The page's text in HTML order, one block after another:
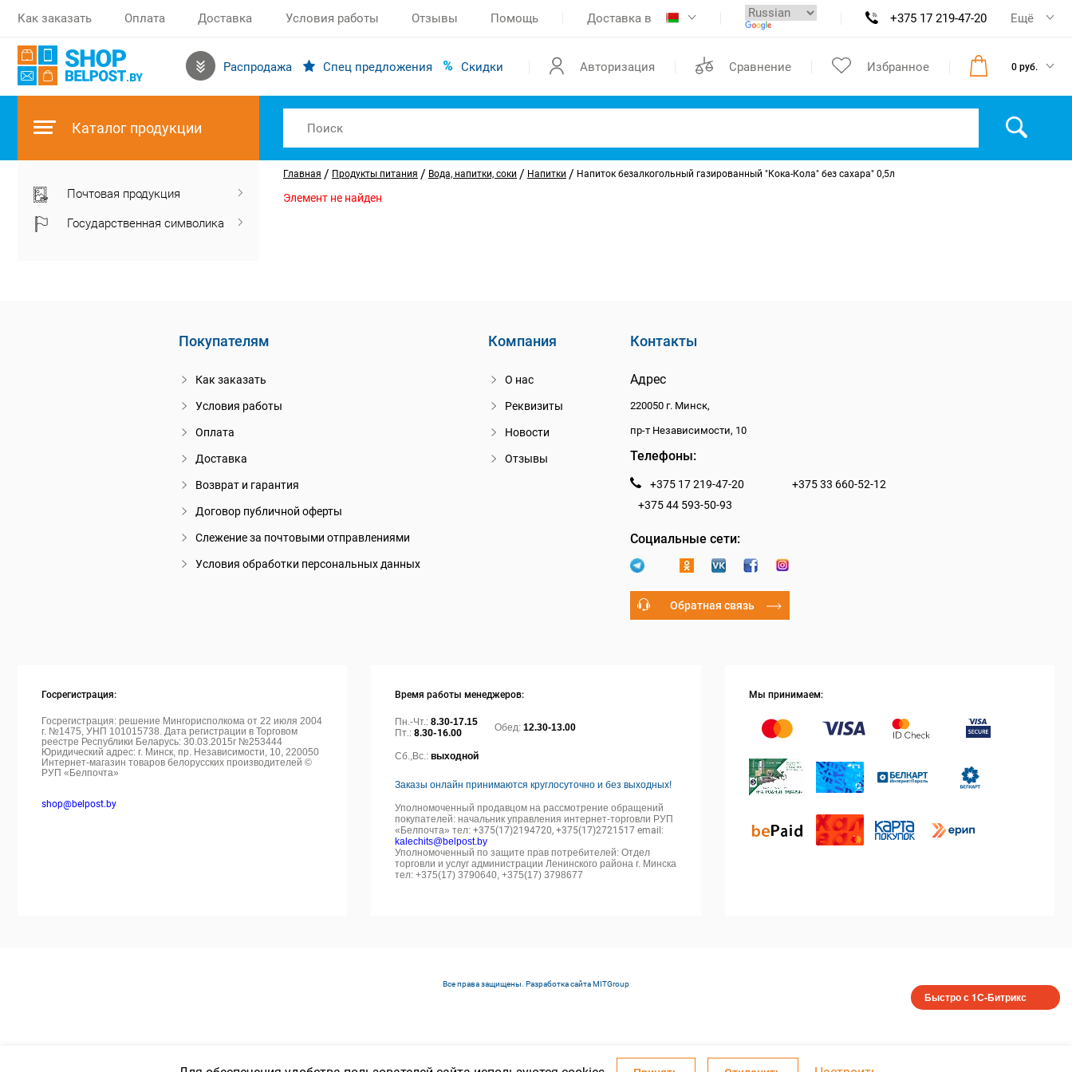
Как заказать Оплата Доставка Условия работы Отзывы Помощь Доставка в +375 17 219-47-20 Ещё
Распродажа Спец предложения Скидки Авторизация Сравнение Избранное 0 руб.
Каталог продукции
Почтовая продукция
Государственная символика
Главная / Продукты питания / Вода, напитки, соки / Напитки / Напиток безалкогольный газированный "Кока-Кола" без сахара" 0,5л
Элемент не найден
Покупателям
Как заказать
Условия работы
Оплата
Доставка
Возврат и гарантия
Договор публичной оферты
Слежение за почтовыми отправлениями
Условия обработки персональных данных
Компания
О нас
Реквизиты
Новости
Отзывы
Контакты
Адрес
220050 г. Минск,
пр-т Независимости, 10
Телефоны:
+375 17 219-47-20
+375 33 660-52-12
+375 44 593-50-93
Социальные сети:
Обратная связь
Госрегистрация:
Госрегистрация: решение Мингорисполкома от 22 июля 2004
г. №1475, УНП 101015738. Дата регистрации в Торговом
реестре Республики Беларусь: 30.03.2015г №253444
Юридический адрес: г. Минск, пр. Независимости, 10, 220050
Интернет-магазин товаров белорусских производителей ©
РУП «Белпочта»
shop@belpost.by
Время работы менеджеров:
Пн.-Чт.:8.30-17.15
Пт.:8.30-16.00 Обед:12.30-13.00
Сб.,Вс.:выходной
Заказы онлайн принимаются круглосуточно и без выходных!
Уполномоченный продавцом на рассмотрение обращений
покупателей: начальник управления интернет-торговли РУП
«Белпочта» тел:+375(17)2194720, +375(17)2721517 email:
kalechits@belpost.by
Уполномоченный по защите прав потребителей: Отдел
торговли и услуг администрации Ленинского района г. Минска
тел: +375(17) 3790640, +375(17) 3798677
Мы принимаем:
Все права защищены. Разработка сайтаMITGroup
Быстро с 1С-Битрикс